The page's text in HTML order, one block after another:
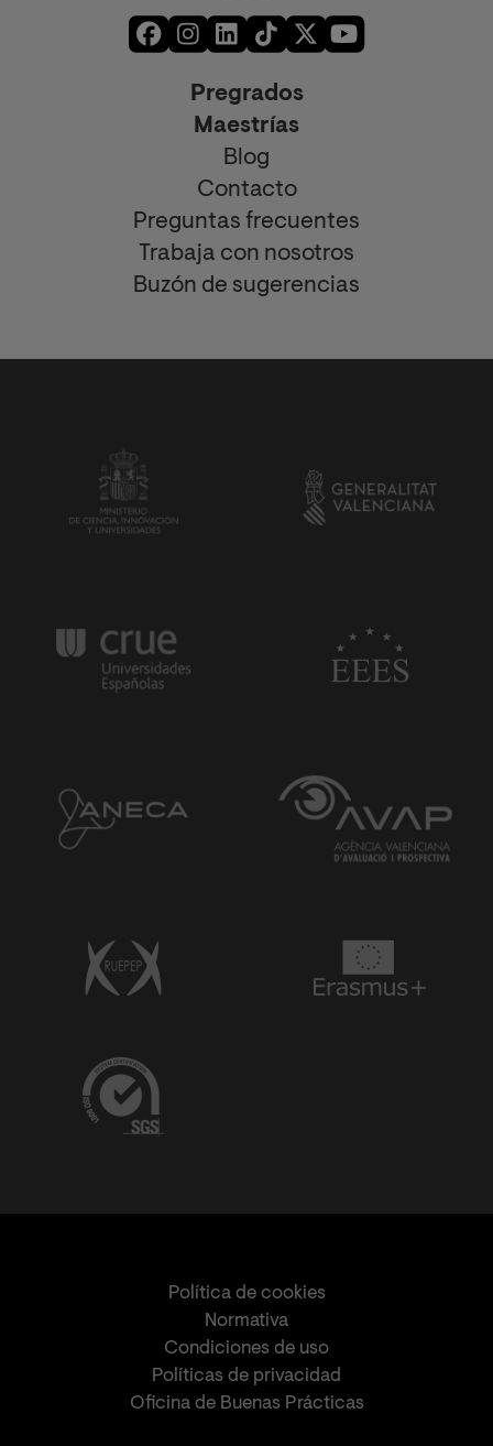
Pregrados
Maestrías
Blog
Contacto
Preguntas frecuentes
Trabaja con nosotros
Buzón de sugerencias
Política de cookies
Normativa
Condiciones de uso
Políticas de privacidad
Oficina de Buenas Prácticas